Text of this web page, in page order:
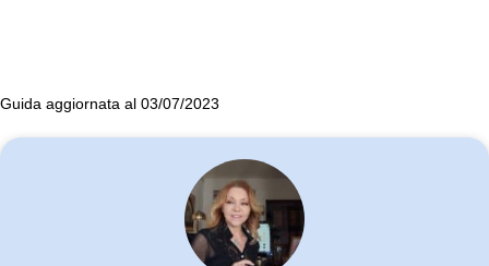
Guida aggiornata al 03/07/2023